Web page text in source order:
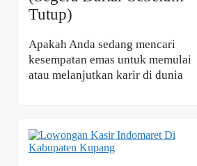
Tutup)
Apakah Anda sedang mencari
kesempatan emas untuk memulai
atau melanjutkan karir di dunia